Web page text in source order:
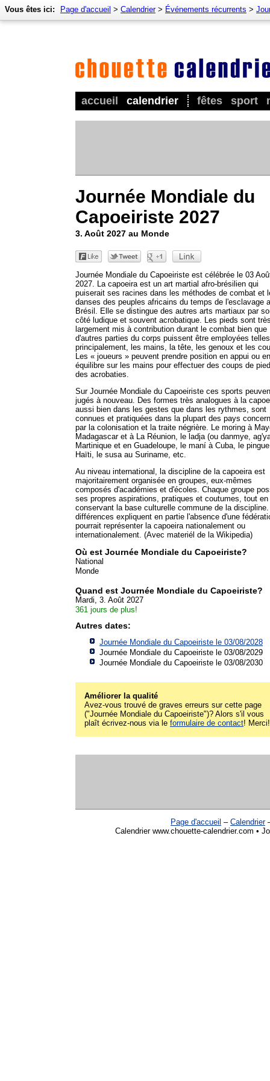
accueil calendrier fêtes sport
Vous êtes ici: Page d'accueil > Calendrier> Événements récurrents >
Journée Mondiale du
Capoeiriste 2027
3. Août 2027 au Monde
Journée Mondiale du Capoeiriste est célébrée le 03
2027. La capoeira est un art martial afro-brésilien qui
puiserait ses racines dans les méthodes de combat et
danses des peuples africains du temps de l'esclavage
Brésil. Elle se distingue des autres arts martiaux par
côté ludique et souvent acrobatique. Les pieds sont
largement mis à contribution durant le combat bien que
d'autres parties du corps puissent être employées
principalement, les mains, la tête, les genoux et les
Les « joueurs » peuvent prendre position en appui ou en
équilibre sur les mains pour effectuer des coups de
des acrobaties.
Sur Journée Mondiale du Capoeiriste ces sports
jugés à nouveau. Des formes très analogues à la
aussi bien dans les gestes que dans les rythmes, sont
connues et pratiquées dans la plupart des pays
par la colonisation et la traite négrière. Le moring à
Madagascar et à La Réunion, le ladja (ou danmye,
Martinique et en Guadeloupe, le maní à Cuba, le
Haïti, le susa au Suriname, etc.
Au niveau international, la discipline de la capoeira est
majoritairement organisée en groupes, eux-mêmes
composés d'académies et d'écoles. Chaque groupe
ses propres aspirations, pratiques et coutumes, tout en
conservant la base culturelle commune de la
différences expliquent en partie l'absence d'une
pourrait représenter la capoeira nationalement ou
internationalement. (Avec materiél de la Wikipedia)
Où est Journée Mondiale du Capoeiriste?
National
Monde
Quand est Journée Mondiale du Capoeiriste?
Mardi, 3. Août 2027
361 jours de plus!
Autres dates:
Journée Mondiale du Capoeiriste le 03/08/2028
Journée Mondiale du Capoeiriste le 03/08/2029
Journée Mondiale du Capoeiriste le 03/08/2030
Améliorer la qualité
Avez-vous trouvé de graves erreurs sur cette page
("Journée Mondiale du Capoeiriste")? Alors s'il vous
plaît écrivez-nous via le formulaire de contact! Merci!
Page d'accueil – Calendrier
Calendrier www.chouette-calendrier.com •